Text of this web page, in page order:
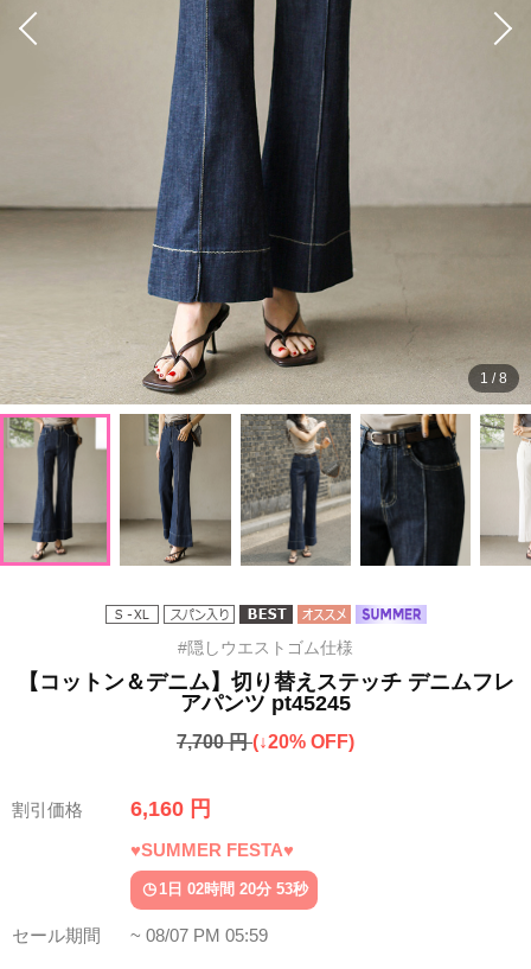
1 /8
#隠しウエストゴム仕様
【コットン＆デニム】切り替えステッチ デニムフレ
アパンツ pt45245
7,700 円(↓20% OFF)
割引価格 6,160 円
♥SUMMER FESTA♥
1日 02時間 20分 49秒
セール期間 ~ 08/07 PM 05:59